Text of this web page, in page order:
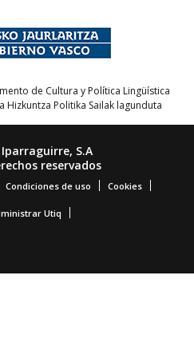
de Cultura y Política Lingüística
Hizkuntza Politika Sailak lagunduta
S.A
reservados
Condiciones de uso Cookies
Utiq